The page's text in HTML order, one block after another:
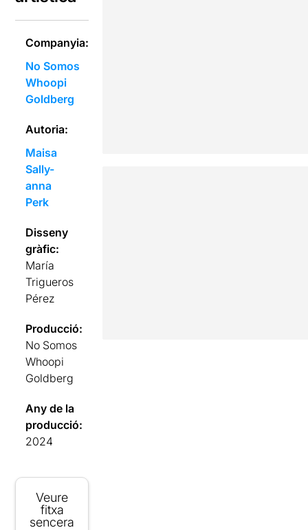
Companyia:
No Somos
Whoopi
Goldberg
Autoria:
Maisa
Sally-
anna
Perk
Disseny
gràfic:
María
Trigueros
Pérez
Producció:
No Somos
Whoopi
Goldberg
Any de la
producció:
2024
Veure
fitxa
sencera